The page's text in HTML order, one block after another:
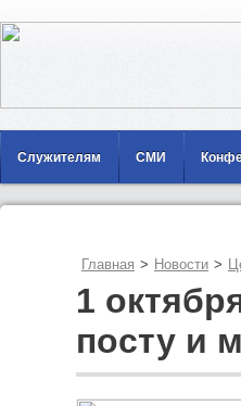
Служителям СМИ
Главная > Новости >
1
посту и